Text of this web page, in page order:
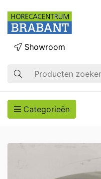
Zoek op
Showroom
Categorieën